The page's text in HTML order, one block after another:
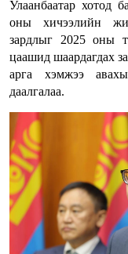
Улаанбаатар хотод
оны хичээлийн
зардлыг 2025 оны
цаашид шаардагдах
арга хэмжээ
даалгалаа.